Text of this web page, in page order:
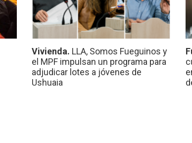
Vivienda. LLA, Somos Fueguinos y
el MPF impulsan un programa para
adjudicar lotes a jóvenes de
Ushuaia